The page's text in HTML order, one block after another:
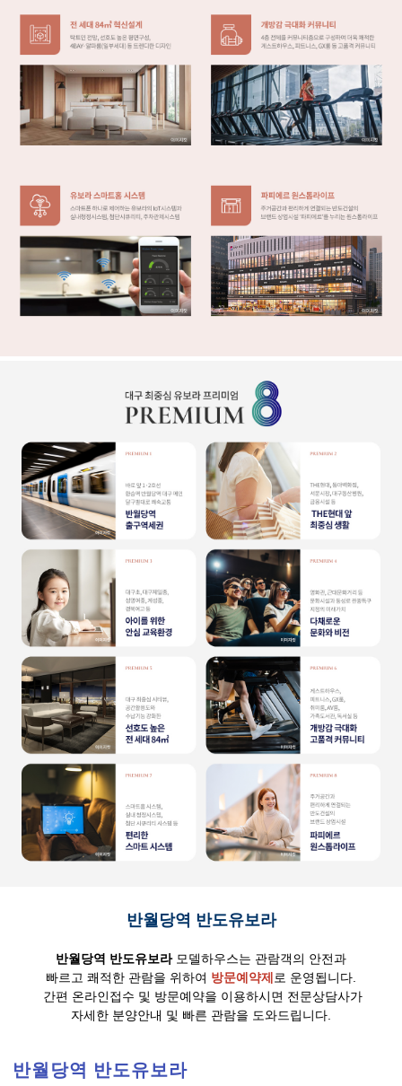
반월당역 반도유보라
반월당역 반도유보라 모델하우스는 관람객의 안전과
빠르고 쾌적한 관람을 위하여 방문예약제 로 운영됩니다.
간편 온라인접수 및 방문예약을 이용하시면 전문상담사가
자세한 분양안내 및 빠른 관람을 도와드립니다.
반월당역 반도유보라